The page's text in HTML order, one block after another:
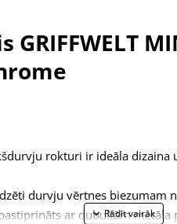
GRIFFWELT
rokturi ir ideāla
durvju vērtnes biezumam
ar dubultām metāla